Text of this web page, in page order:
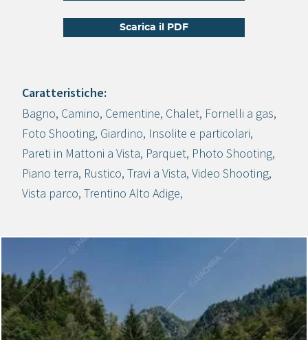
Scarica il PDF
Crea progetto
Caratteristiche:
Bagno, Camino, Cementine, Chalet, Fornelli a gas,
Foto Shooting, Giardino, Insolite e particolari,
Pareti in Mattoni a Vista, Parquet, Photo Shooting,
Piano terra, Rustico, Travi a Vista, Video Shooting,
Vista parco, Trentino Alto Adige,